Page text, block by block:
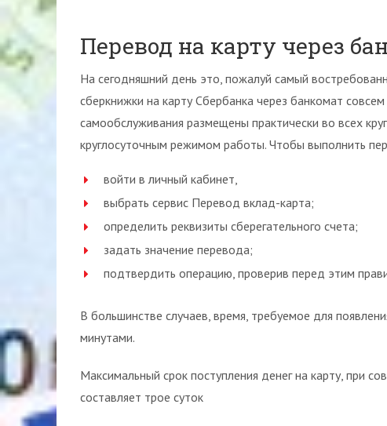
Перевод на карту через
На сегодняшний день это, пожалуй самый
сберкнижки на карту Сбербанка через банкомат
самообслуживания размещены практически во всех
круглосуточным режимом работы. Чтобы выполнить
войти в личный кабинет,
выбрать сервис Перевод вклад-карта;
определить реквизиты сберегательного счета;
задать значение перевода;
подтвердить операцию, проверив перед этим
В большинстве случаев, время, требуемое для
минутами.
Максимальный срок поступления денег на карту, при
составляет трое суток